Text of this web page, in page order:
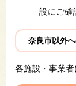
設にご確
奈良市以外
各施設・事業者